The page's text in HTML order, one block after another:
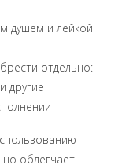
душем и лейкой
отдельно:
другие
облегчает